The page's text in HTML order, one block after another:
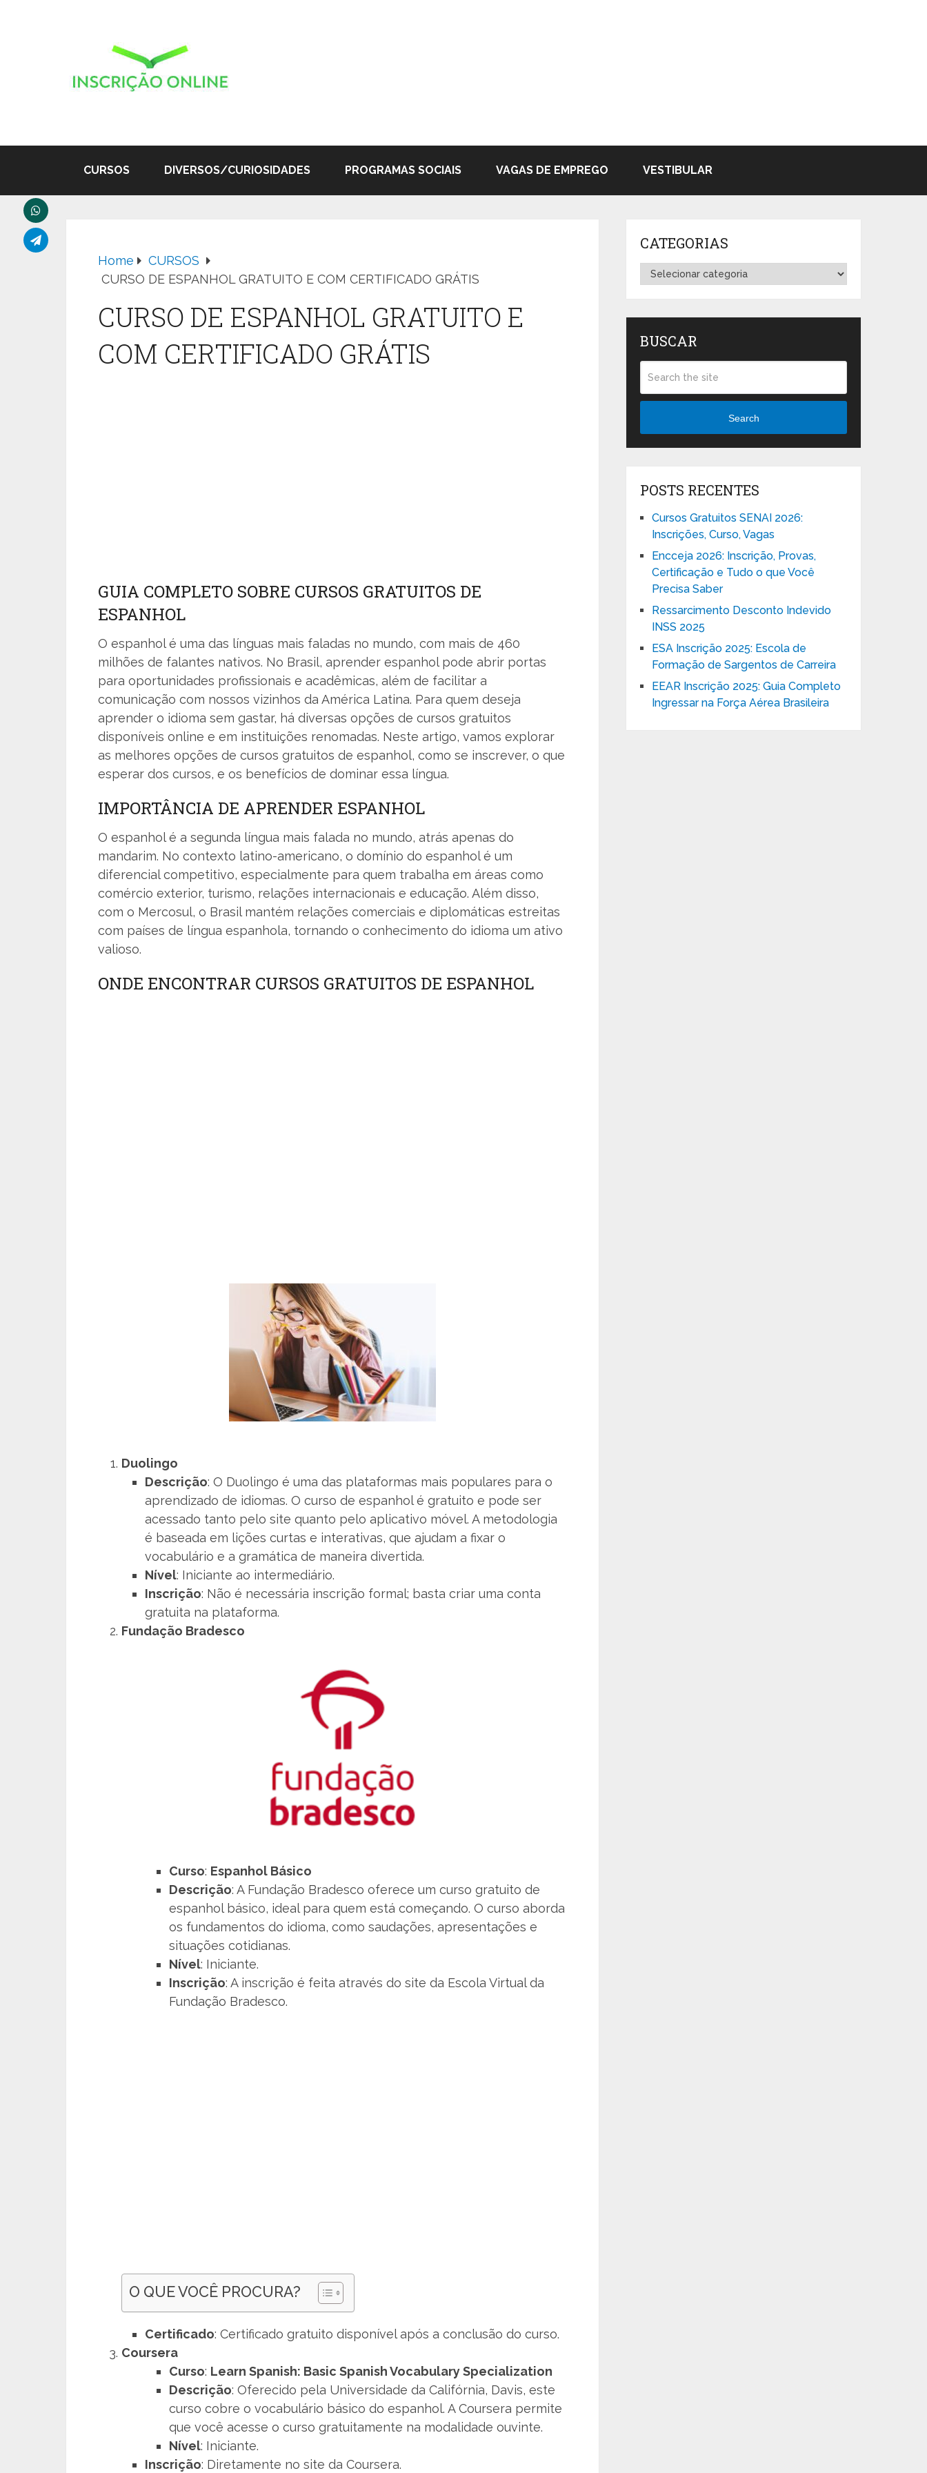
CURSOS DIVERSOS/CURIOSIDADES PROGRAMAS SOCIAIS VAGAS DE EMPREGO VESTIBULAR
Home
CURSOS
CURSO DE ESPANHOL GRATUITO E COM CERTIFICADO GRÁTIS
CURSO DE ESPANHOL GRATUITO E
COM CERTIFICADO GRÁTIS
GUIA COMPLETO SOBRE CURSOS GRATUITOS DE
ESPANHOL
O espanhol é uma das línguas mais faladas no mundo, com mais de 460
milhões de falantes nativos. No Brasil, aprender espanhol pode abrir portas
para oportunidades profissionais e acadêmicas, além de facilitar a
comunicação com nossos vizinhos da América Latina. Para quem deseja
aprender o idioma sem gastar, há diversas opções de cursos gratuitos
disponíveis online e em instituições renomadas. Neste artigo, vamos explorar
as melhores opções de cursos gratuitos de espanhol, como se inscrever, o que
esperar dos cursos, e os benefícios de dominar essa língua.
IMPORTÂNCIA DE APRENDER ESPANHOL
O espanhol é a segunda língua mais falada no mundo, atrás apenas do
mandarim. No contexto latino-americano, o domínio do espanhol é um
diferencial competitivo, especialmente para quem trabalha em áreas como
comércio exterior, turismo, relações internacionais e educação. Além disso,
com o Mercosul, o Brasil mantém relações comerciais e diplomáticas estreitas
com países de língua espanhola, tornando o conhecimento do idioma um ativo
valioso.
ONDE ENCONTRAR CURSOS GRATUITOS DE ESPANHOL
Duolingo
Descrição: O Duolingo é uma das plataformas mais populares para o
aprendizado de idiomas. O curso de espanhol é gratuito e pode ser
acessado tanto pelo site quanto pelo aplicativo móvel. A metodologia
é baseada em lições curtas e interativas, que ajudam a fixar o
vocabulário e a gramática de maneira divertida.
Nível: Iniciante ao intermediário.
Inscrição: Não é necessária inscrição formal; basta criar uma conta
gratuita na plataforma.
Fundação Bradesco
Curso: Espanhol Básico
Descrição: A Fundação Bradesco oferece um curso gratuito de
espanhol básico, ideal para quem está começando. O curso aborda
os fundamentos do idioma, como saudações, apresentações e
situações cotidianas.
Nível: Iniciante.
Inscrição: A inscrição é feita através do site da Escola Virtual da
Fundação Bradesco.
O QUE VOCÊ PROCURA?
Certificado: Certificado gratuito disponível após a conclusão do curso.
Coursera
Curso: Learn Spanish: Basic Spanish Vocabulary Specialization
Descrição: Oferecido pela Universidade da Califórnia, Davis, este
curso cobre o vocabulário básico do espanhol. A Coursera permite
que você acesse o curso gratuitamente na modalidade ouvinte.
Nível: Iniciante.
Inscrição: Diretamente no site da Coursera.
CATEGORIAS
Categorias
BUSCAR
Search
POSTS RECENTES
Cursos Gratuitos SENAI 2026:
Inscrições, Curso, Vagas
Encceja 2026: Inscrição, Provas,
Certificação e Tudo o que Você
Precisa Saber
Ressarcimento Desconto Indevido
INSS 2025
ESA Inscrição 2025: Escola de
Formação de Sargentos de Carreira
EEAR Inscrição 2025: Guia Completo
Ingressar na Força Aérea Brasileira